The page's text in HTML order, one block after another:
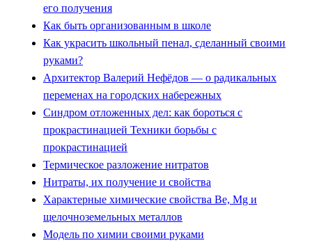
его получения
Как быть организованным в школе
Как украсить школьный пенал, сделанный своими
руками?
Архитектор Валерий Нефёдов — о радикальных
переменах на городских набережных
Синдром отложенных дел: как бороться с
прокрастинацией Техники борьбы с
прокрастинацией
Термическое разложение нитратов
Нитраты, их получение и свойства
Характерные химические свойства Be, Mg и
щелочноземельных металлов
Модель по химии своими руками